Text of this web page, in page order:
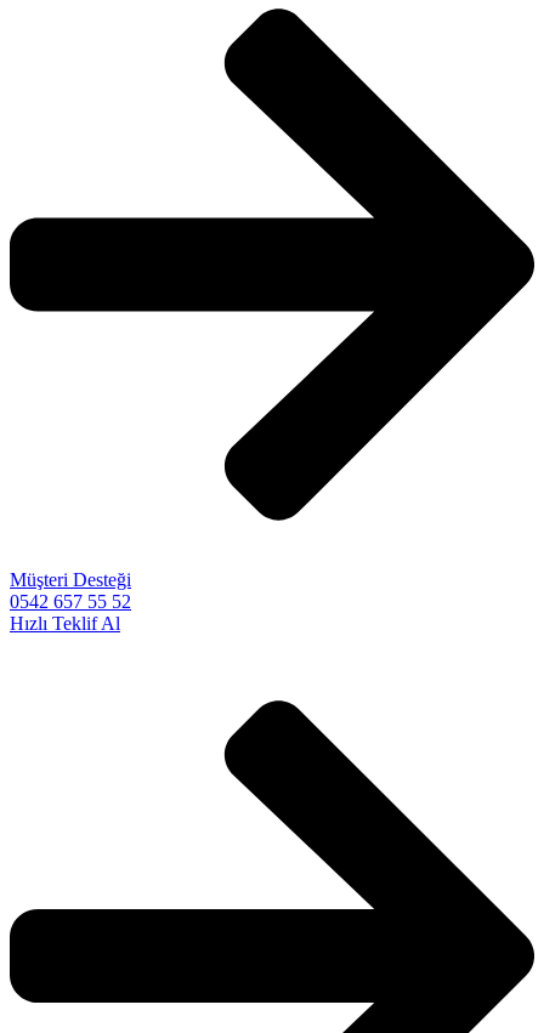
Müşteri Desteği
0542 657 55 52
Hızlı Teklif Al